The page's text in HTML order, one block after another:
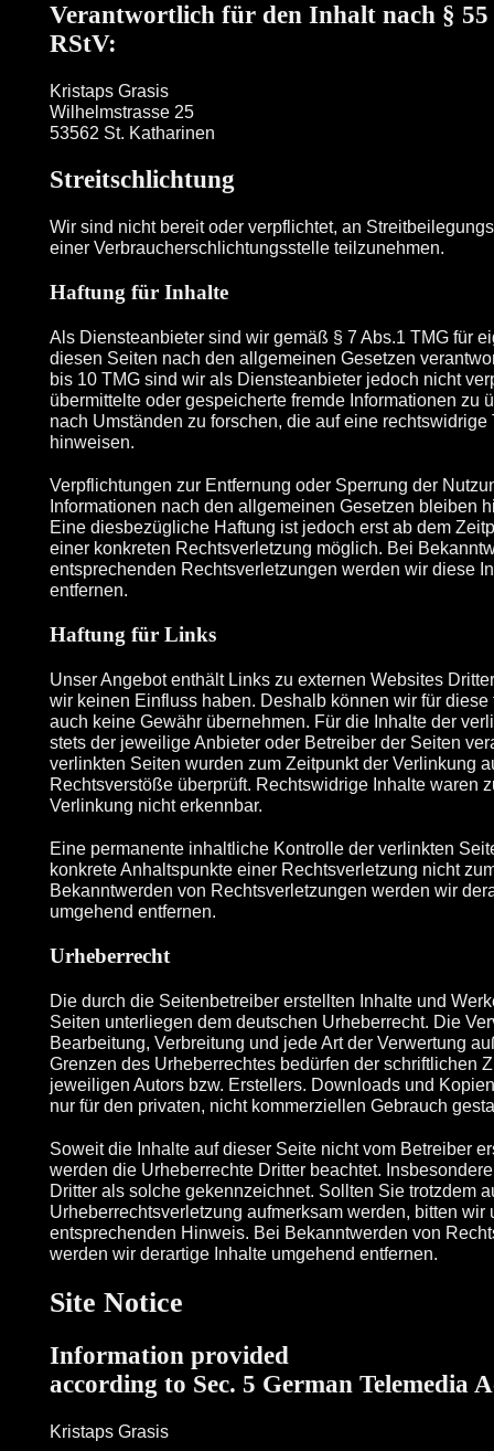
Verantwortlich für den Inhalt nach § 55
RStV:
Kristaps Grasis
Wilhelmstrasse 25
53562 St. Katharinen
Streitschlichtung
Wir sind nicht bereit oder verpflichtet, an
einer Verbraucherschlichtungsstelle teilzunehmen.
Haftung für Inhalte
Als Diensteanbieter sind wir gemäß § 7 Abs.1 TMG für
diesen Seiten nach den allgemeinen Gesetzen
bis 10 TMG sind wir als Diensteanbieter jedoch nicht
übermittelte oder gespeicherte fremde Informationen zu
nach Umständen zu forschen, die auf eine rechtswidrige
hinweisen.
Verpflichtungen zur Entfernung oder Sperrung der
Informationen nach den allgemeinen Gesetzen bleiben
Eine diesbezügliche Haftung ist jedoch erst ab dem
einer konkreten Rechtsverletzung möglich. Bei
entsprechenden Rechtsverletzungen werden wir diese
entfernen.
Haftung für Links
Unser Angebot enthält Links zu externen Websites
wir keinen Einfluss haben. Deshalb können wir für diese
auch keine Gewähr übernehmen. Für die Inhalte der
stets der jeweilige Anbieter oder Betreiber der Seiten
verlinkten Seiten wurden zum Zeitpunkt der Verlinkung
Rechtsverstöße überprüft. Rechtswidrige Inhalte waren
Verlinkung nicht erkennbar.
Eine permanente inhaltliche Kontrolle der verlinkten
konkrete Anhaltspunkte einer Rechtsverletzung nicht
Bekanntwerden von Rechtsverletzungen werden wir
umgehend entfernen.
Urheberrecht
Die durch die Seitenbetreiber erstellten Inhalte und
Seiten unterliegen dem deutschen Urheberrecht. Die
Bearbeitung, Verbreitung und jede Art der Verwertung
Grenzen des Urheberrechtes bedürfen der schriftlichen
jeweiligen Autors bzw. Erstellers. Downloads und
nur für den privaten, nicht kommerziellen Gebrauch
Soweit die Inhalte auf dieser Seite nicht vom Betreiber
werden die Urheberrechte Dritter beachtet.
Dritter als solche gekennzeichnet. Sollten Sie trotzdem
Urheberrechtsverletzung aufmerksam werden, bitten wir
entsprechenden Hinweis. Bei Bekanntwerden von
werden wir derartige Inhalte umgehend entfernen.
Site Notice
Information provided
according to Sec. 5 German Telemedia
Kristaps Grasis